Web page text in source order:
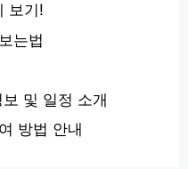
보기!
는법
및 일정 소개
방법 안내